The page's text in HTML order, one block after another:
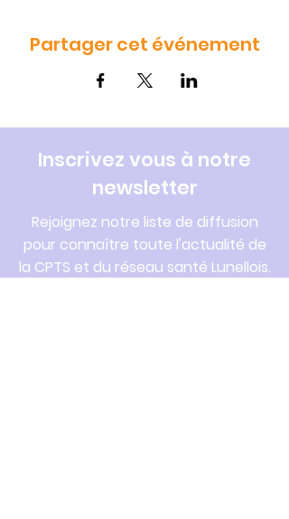
Partager cet événement
Inscrivez vous à notre
newsletter
Rejoignez notre liste de diffusion
pour connaître toute l'actualité de
la CPTS et du réseau santé Lunellois.